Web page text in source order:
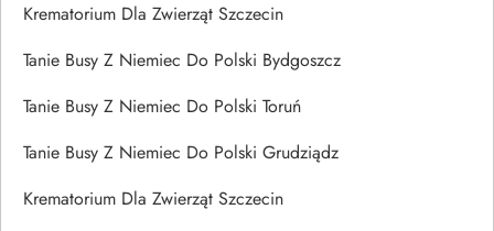
Krematorium Dla Zwierząt Szczecin
Tanie Busy Z Niemiec Do Polski Bydgoszcz
Tanie Busy Z Niemiec Do Polski Toruń
Tanie Busy Z Niemiec Do Polski Grudziądz
Krematorium Dla Zwierząt Szczecin